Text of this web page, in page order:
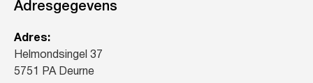
Adresgegevens
Adres:
Helmondsingel 37
5751 PA Deurne